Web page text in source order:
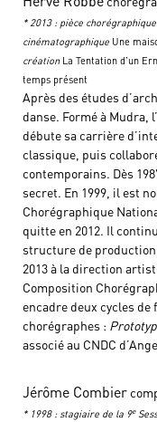
* 2013 : pièce chorégraphique
cinématographique Une
création La Tentation d’un
temps présent
Après des études
danse. Formé à Mudra,
débute sa carrière
classique, puis
contemporains. Dès
secret. En 1999, il est
Chorégraphique
quitte en 2012. Il
structure de
2013 à la direction
Composition
encadre deux cycles
chorégraphes :
associé au CNDC
Jérôme Combier
* 1998 : stagiaire de la 9e